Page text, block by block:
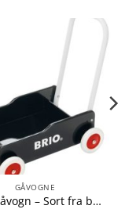
GÅVOGNE
BRIO gåvogn – Sort fra brio 7312350313512